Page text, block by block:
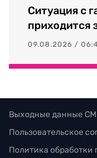
Ситуация с
приходится
09.08.2026 /
Выходные данные
Пользовательское
Политика